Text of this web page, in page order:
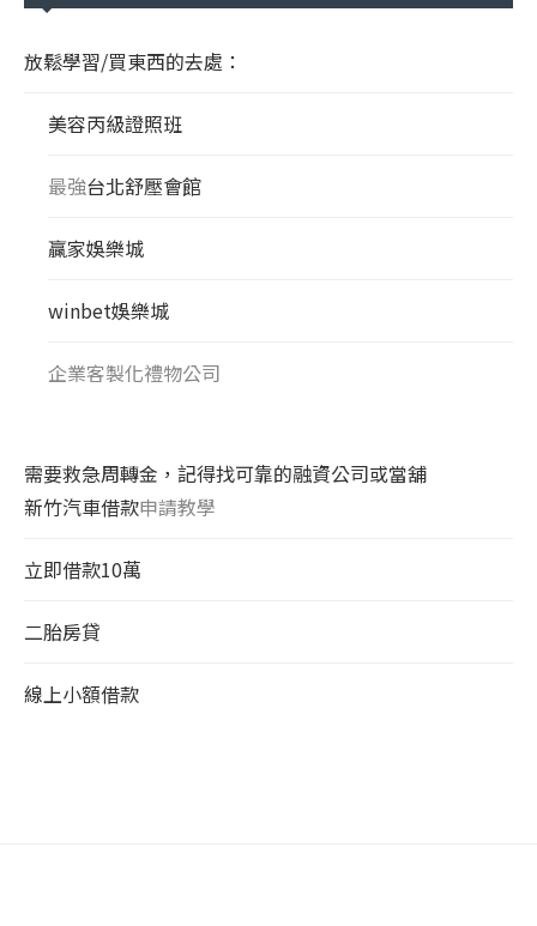
放鬆學習/買東西的去處：
美容丙級證照班
最強台北舒壓會館
贏家娛樂城
winbet娛樂城
企業客製化禮物公司
需要救急周轉金，記得找可靠的融資公司或當舖
新竹汽車借款申請教學
立即借款10萬
二胎房貸
線上小額借款